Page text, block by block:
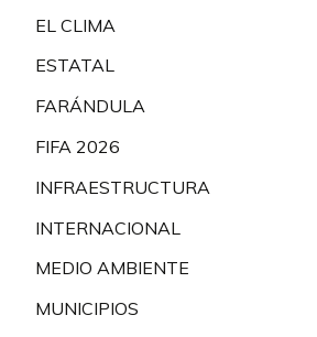
EL CLIMA
ESTATAL
FARÁNDULA
FIFA 2026
INFRAESTRUCTURA
INTERNACIONAL
MEDIO AMBIENTE
MUNICIPIOS